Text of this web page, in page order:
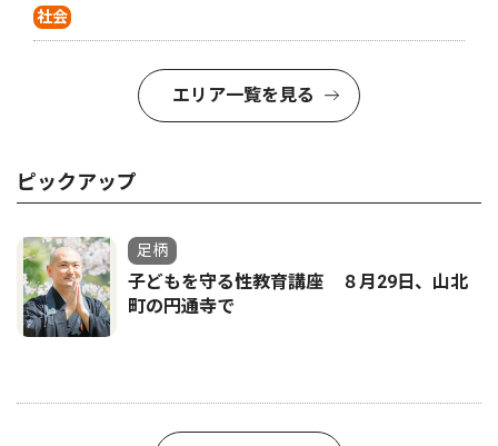
社会
エリア一覧を見る
ピックアップ
足柄
子どもを守る性教育講座 ８月29日、山北
町の円通寺で